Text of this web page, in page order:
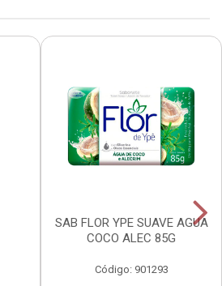
SAB FLOR YPE SUAVE AGUA
COCO ALEC 85G
Código: 901293